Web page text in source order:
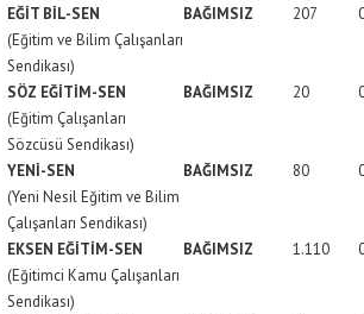
EĞİT BİL-SEN
BAĞIMSIZ 207
(Eğitim ve Bilim Çalışanları
Sendikası)
SÖZ EĞİTİM-SEN
BAĞIMSIZ 20
(Eğitim Çalışanları
Sözcüsü Sendikası)
YENİ-SEN
BAĞIMSIZ 80
(Yeni Nesil Eğitim ve Bilim
Çalışanları Sendikası)
EKSEN EĞİTİM-SEN
BAĞIMSIZ 1.110
(Eğitimci Kamu Çalışanları
Sendikası)